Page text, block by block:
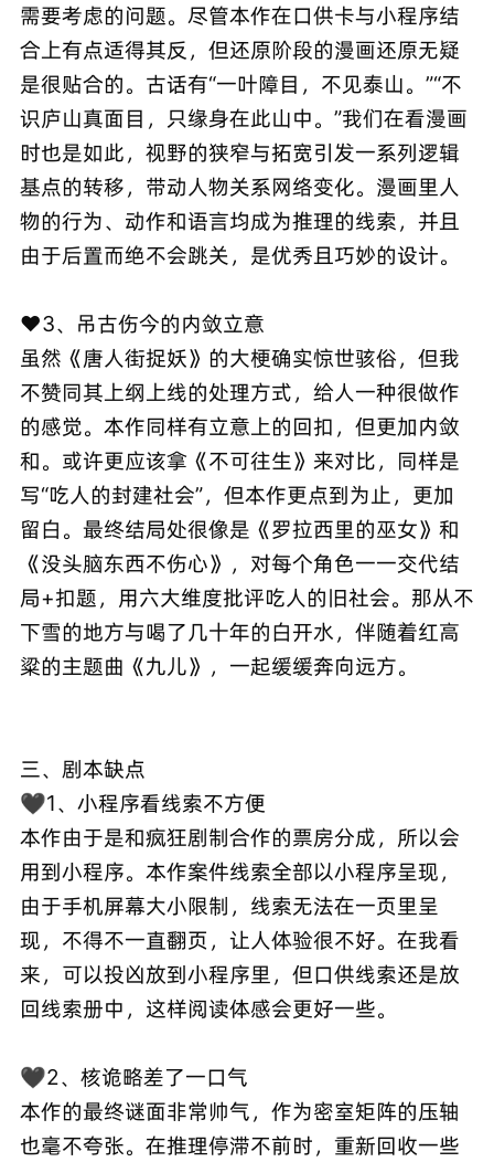
需要考虑的问题。尽管本作在口供卡与小程序结
合上有点适得其反，但还原阶段的漫画还原无疑
是很贴合的。古话有“一叶障目，不见泰山。”“不
识庐山真面目，只缘身在此山中。”我们在看漫画
时也是如此，视野的狭窄与拓宽引发一系列逻辑
基点的转移，带动人物关系网络变化。漫画里人
物的行为、动作和语言均成为推理的线索，并且
由于后置而绝不会跳关，是优秀且巧妙的设计。
❤️3、吊古伤今的内敛立意
虽然《唐人街捉妖》的大梗确实惊世骇俗，但我
不赞同其上纲上线的处理方式，给人一种很做作
的感觉。本作同样有立意上的回扣，但更加内敛
和。或许更应该拿《不可往生》来对比，同样是
写“吃人的封建社会”，但本作更点到为止，更加
留白。最终结局处很像是《罗拉西里的巫女》和
《没头脑东西不伤心》，对每个角色一一交代结
局+扣题，用六大维度批评吃人的旧社会。那从不
下雪的地方与喝了几十年的白开水，伴随着红高
粱的主题曲《九儿》，一起缓缓奔向远方。
三、剧本缺点
🖤1、小程序看线索不方便
本作由于是和疯狂剧制合作的票房分成，所以会
用到小程序。本作案件线索全部以小程序呈现，
由于手机屏幕大小限制，线索无法在一页里呈
现，不得不一直翻页，让人体验很不好。在我看
来，可以投凶放到小程序里，但口供线索还是放
回线索册中，这样阅读体感会更好一些。
🖤2、核诡略差了一口气
本作的最终谜面非常帅气，作为密室矩阵的压轴
也毫不夸张。在推理停滞不前时，重新回收一些